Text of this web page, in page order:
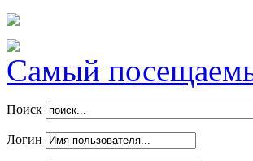
Самый
Поиск
Логин